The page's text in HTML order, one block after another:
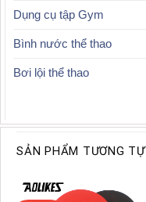
Dụng cụ tập Gym
Bình nước thể thao
Bơi lội thể thao
SẢN PHẨM TƯƠNG TỰ